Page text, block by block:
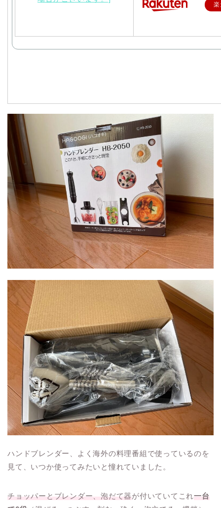
ハンドブレンダー、よく海外の料理番組で使っているのを
見て、いつか使ってみたいと憧れていました。
チョッパーとブレンダー、泡だて器が付いていてこれ一台